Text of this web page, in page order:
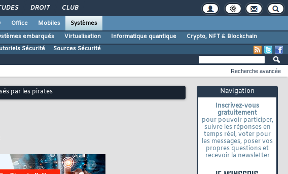
DROIT CLUB
Office Mobiles
Systèmes
embarqués Virtualisation Informatique quantique
Crypto, NFT & Blockchain
Sécurité Sources Sécurité
Navigation
Inscrivez-vous
gratuitement
pour pouvoir participer,
suivre les réponses en
temps réel, voter pour
les messages, poser vos
propres questions et
recevoir la newsletter
Recherche avancée
par les pirates